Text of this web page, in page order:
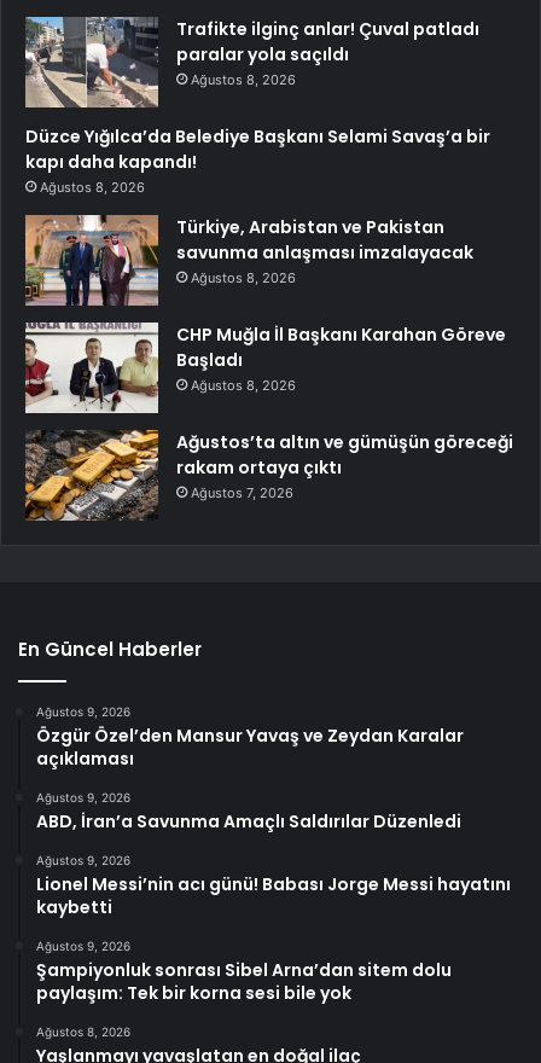
Trafikte ilginç anlar! Çuval patladı
paralar yola saçıldı
Ağustos 8, 2026
Düzce Yığılca’da Belediye Başkanı Selami Savaş’a bir
kapı daha kapandı!
Ağustos 8, 2026
Türkiye, Arabistan ve Pakistan
savunma anlaşması imzalayacak
Ağustos 8, 2026
CHP Muğla İl Başkanı Karahan Göreve
Başladı
Ağustos 8, 2026
Ağustos’ta altın ve gümüşün göreceği
rakam ortaya çıktı
Ağustos 7, 2026
En Güncel Haberler
Ağustos 9, 2026
Özgür Özel’den Mansur Yavaş ve Zeydan Karalar
açıklaması
Ağustos 9, 2026
ABD, İran’a Savunma Amaçlı Saldırılar Düzenledi
Ağustos 9, 2026
Lionel Messi’nin acı günü! Babası Jorge Messi hayatını
kaybetti
Ağustos 9, 2026
Şampiyonluk sonrası Sibel Arna’dan sitem dolu
paylaşım: Tek bir korna sesi bile yok
Ağustos 8, 2026
Yaşlanmayı yavaşlatan en doğal ilaç